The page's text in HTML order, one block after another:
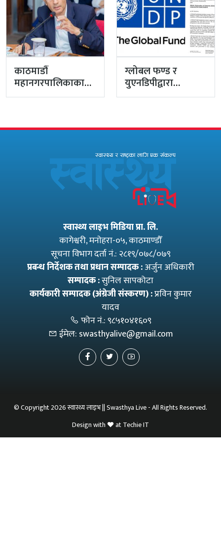
काठमाडौं
महानगरपालिकाका
प्रमुख प्रशासकीय
ग्लोबल फण्ड र
युएनडिपीद्वारा
सरकारको
विवादास्पद…
स्वास्थ्य लाइभ मिडिया प्रा. लि.
कागेश्वरी, मनाेहरा-०५, काठमाण्डौँ
सूचना विभाग दर्ता नं.: २८१९/०७८/०७९
प्रबन्ध निर्देशक तथा प्रधान सम्पादक :अर्जुन अधिकारी
सम्पादक :सुनिल सापकोटा
कार्यकारी सम्पादक (अंग्रेजी संस्करण) :प्रविन कुमार
यादव
फोन नं.:९८५१०४१६०९
ईमेल: swasthyalive@gmail.com
© Copyright 2026 स्वास्थ्य लाइभ || Swasthya Live - All Rights Reserved.
Design with
atTechie IT